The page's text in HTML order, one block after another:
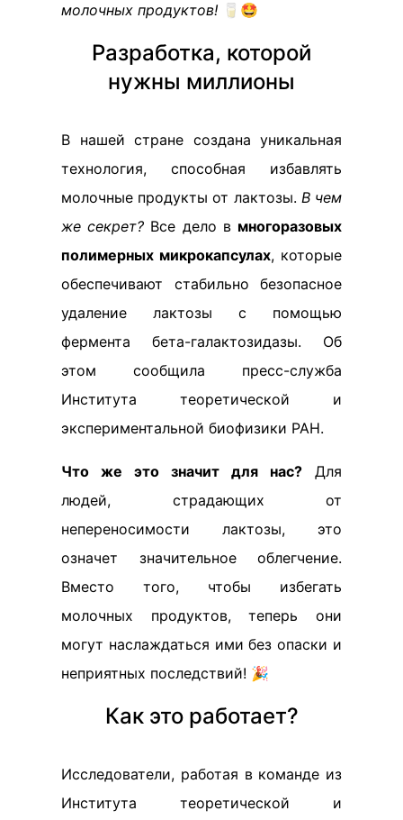
молочных продуктов! 🥛🤩
Разработка, которой
нужны миллионы
В нашей стране создана уникальная
технология, способная избавлять
молочные продукты от лактозы. В чем
же секрет? Все дело в многоразовых
полимерных микрокапсулах, которые
обеспечивают стабильно безопасное
удаление лактозы с помощью
фермента бета-галактозидазы. Об
этом сообщила пресс-служба
Института теоретической и
экспериментальной биофизики РАН.
Что же это значит для нас? Для
людей, страдающих от
непереносимости лактозы, это
означет значительное облегчение.
Вместо того, чтобы избегать
молочных продуктов, теперь они
могут наслаждаться ими без опаски и
неприятных последствий! 🎉
Как это работает?
Исследователи, работая в команде из
Института теоретической и